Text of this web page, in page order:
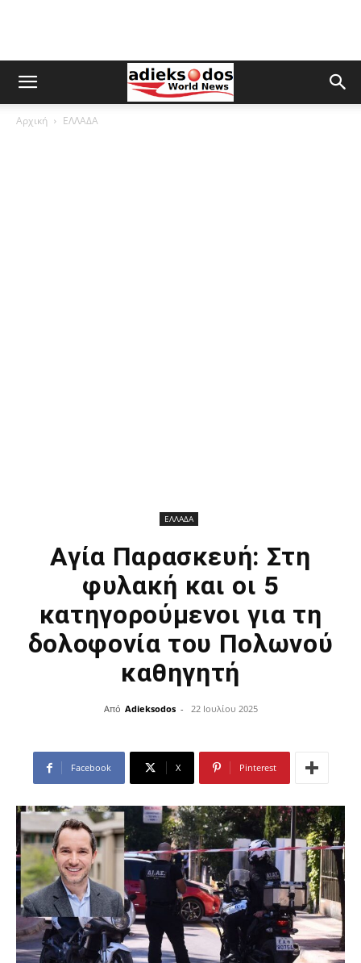
Αρχική ΕΛΛΑΔΑ
ΕΛΛΑΔΑ
Αγία Παρασκευή: Στη
φυλακή και οι 5
κατηγορούμενοι για τη
δολοφονία του Πολωνού
καθηγητή
Από Adieksodos - 22 Ιουλίου 2025
Facebook X Pinterest